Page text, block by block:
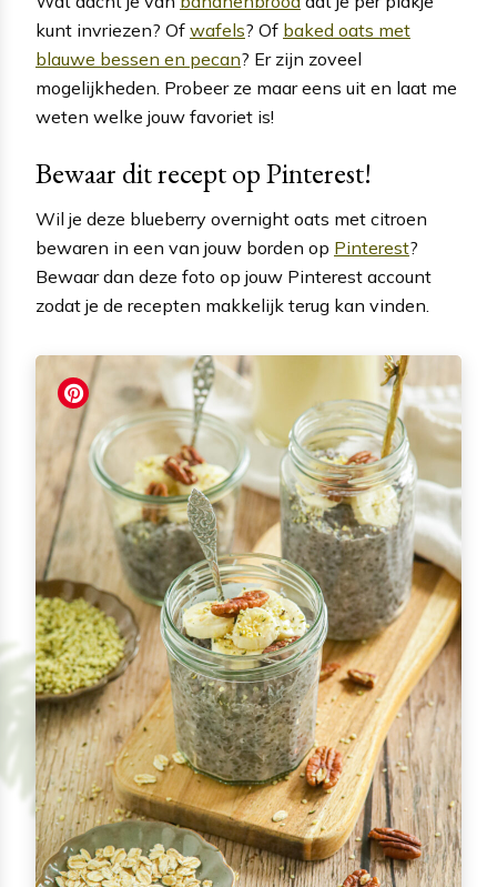
kunt invriezen? Of wafels? Of baked oats met
blauwe bessen en pecan? Er zijn zoveel
mogelijkheden. Probeer ze maar eens uit en laat me
weten welke jouw favoriet is!
Bewaar dit recept op Pinterest!
Wil je deze blueberry overnight oats met citroen
bewaren in een van jouw borden op Pinterest?
Bewaar dan deze foto op jouw Pinterest account
zodat je de recepten makkelijk terug kan vinden.